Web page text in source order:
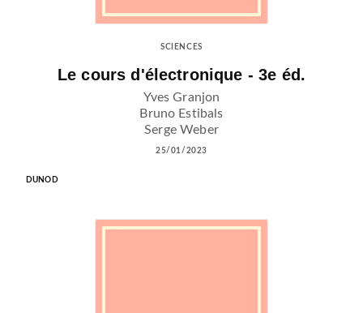
SCIENCES
Le cours d'électronique - 3e éd.
Yves Granjon
Bruno Estibals
Serge Weber
25/01/2023
DUNOD